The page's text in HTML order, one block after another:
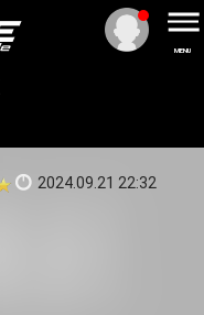
MENU
2024.09.21 22:32